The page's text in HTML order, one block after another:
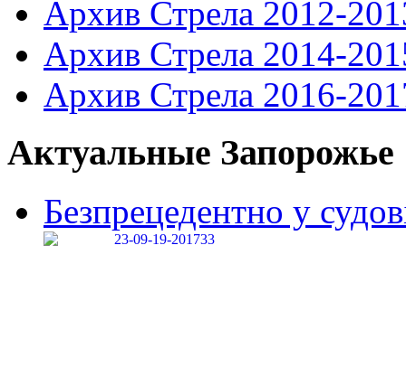
Архив Стрела 2012-
Архив Стрела 2014-
Архив Стрела 2016-
Актуальные Запорожье
Безпрецедентно у